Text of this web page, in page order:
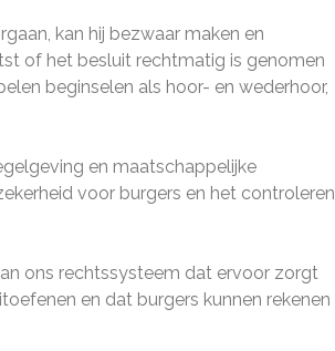
kan hij bezwaar maken en
of het besluit rechtmatig is genomen
beginselen als hoor- en wederhoor,
en maatschappelijke
voor burgers en het controleren
ons rechtssysteem dat ervoor zorgt
en dat burgers kunnen rekenen